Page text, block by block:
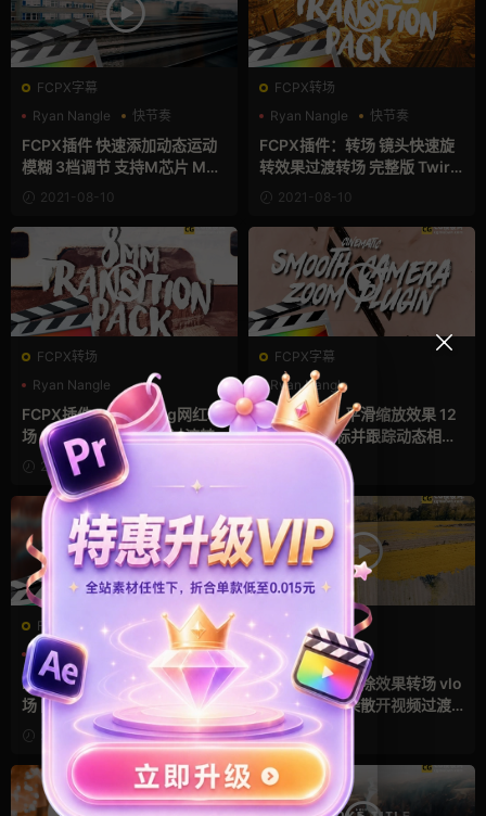
FCPX字幕
Ryan Nangle
快节奏
支持Intel+M芯片
FCPX插件 快速添加动态运动
模糊 3档调节 支持M芯片 Moti
on Blur
2021-08-10
FCPX转场
Ryan Nangle
快节奏
支持Intel+M芯片
FCPX插件：转场 镜头快速旋
转效果过渡转场 完整版 Twirl
Transition
2021-08-10
FCPX转场
Ryan Nangle
支持Intel+M芯片
胶片风
FCPX插件：26组Vlog网红转
场 8mm复古胶片效果过渡转
场 带音效 完整版 8mm Transi
tion Pack
2021-08-10
FCPX字幕
Ryan Nangle
支持Intel+M芯片
特效
FCPX插件：平滑缩放效果 12
个可设置目标并跟踪动态相机
工具 完整版 Smooth Camera
2021-08-10
FCPX转场
Ryan Nangle
摄像机
支持Intel+M芯片
FCPX插件：16组相机甩动转
场 网红Vlog摄像机急速移动扭
曲模糊平滑过渡转场 完整版 C
amera Whip Transitions
2021-08-10
FCPX转场
Ryan Nangle
支持Intel+M芯片
水墨模板
FCPX插件：擦除效果转场 vlo
g常用水墨晕染散开视频过渡
效果 免费版 Tear Transitions
2021-08-10